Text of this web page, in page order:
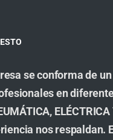
se conforma de
en
nos respaldan.